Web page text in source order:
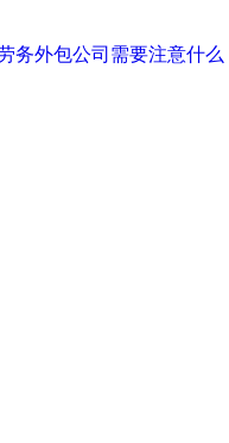
务外包公司需要注意什么